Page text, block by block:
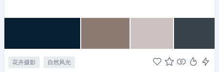
花卉摄影 自然风光